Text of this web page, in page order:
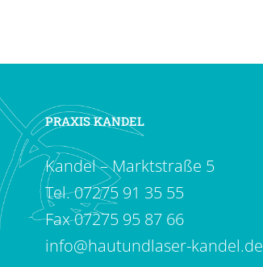
PRAXIS KANDEL
Kandel – Marktstraße 5
Tel.07275 91 35 55
Fax 07275 95 87 66
info@hautundlaser-kandel.de